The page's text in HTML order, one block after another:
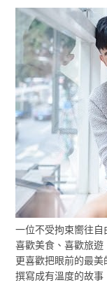
一位不受拘束嚮往自
喜歡美食、喜歡旅遊
更喜歡把眼前的最美
撰寫成有溫度的故事